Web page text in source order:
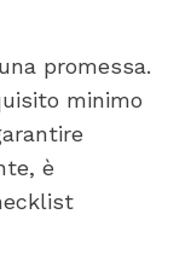
promessa.
minimo
è